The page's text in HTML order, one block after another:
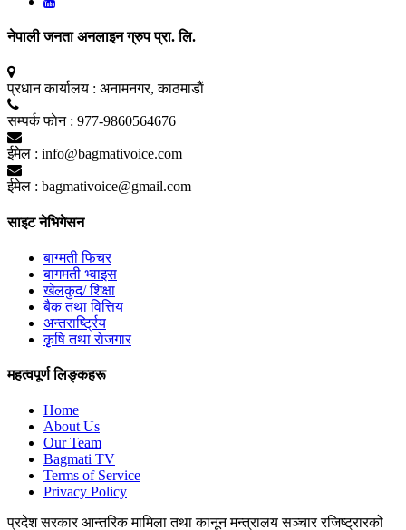
नेपाली जनता अनलाइन ग्रुप प्रा. लि.
प्रधान कार्यालय : अनामनगर, काठमाडाैं
सम्पर्क फाेन : 977-9860564676
ईमेल : info@bagmativoice.com
ईमेल : bagmativoice@gmail.com
साइट नेभिगेसन
बाग्मती फिचर
बागमती भ्वाइस
खेलकुद/ शिक्षा
बैक तथा वित्तिय
अन्तरार्ष्ट्रिय
कृृषि तथा राेजगार
महत्वपूर्ण लिङ्कहरू
Home
About Us
Our Team
Bagmati TV
Terms of Service
Privacy Policy
प्रदेश सरकारआन्तरिक मामिला तथा कानून मन्त्रालयसञ्चार रजिष्ट्रारको